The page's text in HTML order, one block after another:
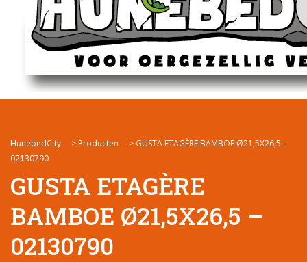
HunebedCity > Producten > GUSTA ETAGÈRE BAMBOE Ø21,5X26,5 –
02130790
GUSTA ETAGÈRE
BAMBOE Ø21,5X26,5 –
02130790